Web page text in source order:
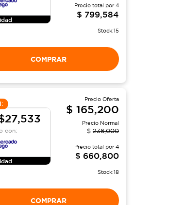
Precio total por4
$ 799,584
Stock:15
COMPRAR
con:
Precio Oferta
$ 165,200
Precio Normal
$ 236,000
Precio total por4
$ 660,800
Stock:18
COMPRAR